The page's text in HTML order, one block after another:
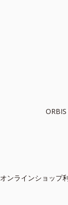
オンラインショップ